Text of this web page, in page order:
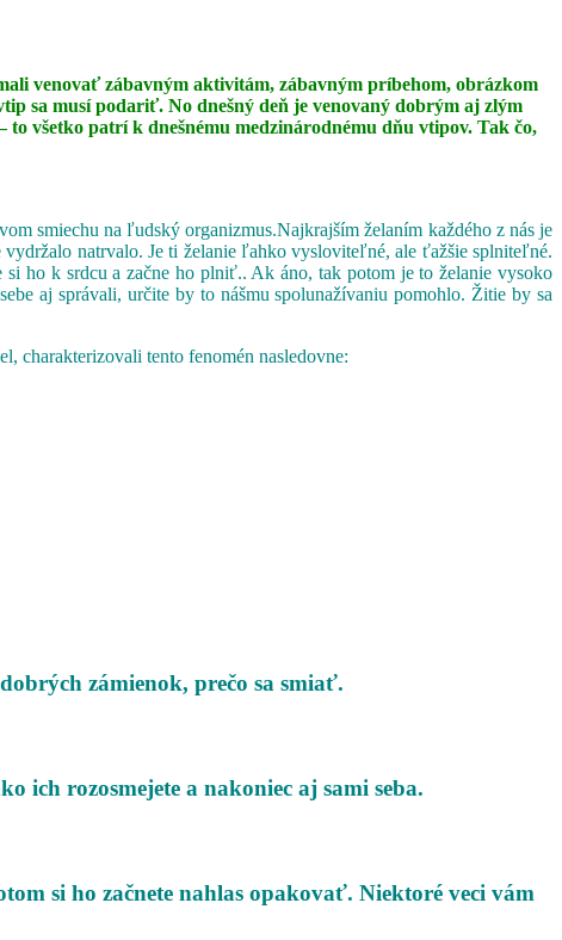
venovať zábavným aktivitám, zábavným príbehom, obrázkom
sa musí podariť. No dnešný deň je venovaný dobrým aj zlým
všetko patrí k dnešnému medzinárodnému dňu vtipov. Tak čo,
smiechu na ľudský organizmus.Najkrajším želaním každého z nás je
natrvalo. Je ti želanie ľahko vysloviteľné, ale ťažšie splniteľné.
si ho k srdcu a začne ho plniť.. Ak áno, tak potom je to želanie vysoko
aj správali, určite by to nášmu spolunažívaniu pomohlo. Žitie by sa
charakterizovali tento fenomén nasledovne:
zámienok, prečo sa smiať.
ich rozosmejete a nakoniec aj sami seba.
si ho začnete nahlas opakovať. Niektoré veci vám